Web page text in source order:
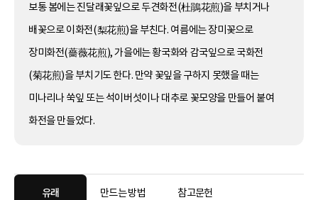
보통 봄에는 진달래꽃잎으로 두견화전(杜鵑花煎)을 부치거나
배꽃으로 이화전(梨花煎)을 부친다. 여름에는 장미꽃으로
장미화전(薔薇花煎), 가을에는 황국화와 감국잎으로 국화전
(菊花煎)을 부치기도 한다. 만약 꽃잎을 구하지 못했을 때는
미나리나 쑥잎 또는 석이버섯이나 대추로 꽃모양을 만들어 붙여
화전을 만들었다.
유래 만드는 방법 참고문헌